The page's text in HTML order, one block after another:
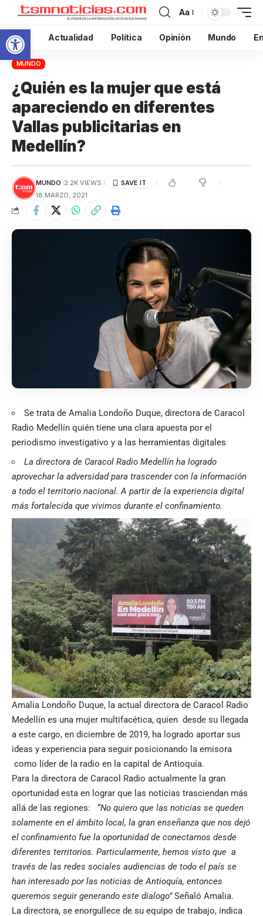
Abrir barra de herramientas
Aa
Inicio Actualidad Política Opinión Mundo
MUNDO
¿Quién es la mujer que está
apareciendo en diferentes
Vallas publicitarias en
Medellín?
MUNDO 2.2K VIEWS
18 MARZO, 2021
Se trata de Amalia Londoño Duque, directora de Caracol
Radio Medellín quién tiene una clara apuesta por el
periodismo investigativo y a las herramientas digitales
La directora de Caracol Radio Medellín ha logrado
aprovechar la adversidad para trascender con la información
a todo el territorio nacional. A partir de la experiencia digital
más fortalecida que vivimos durante el confinamiento.
Amalia Londoño Duque, la actual directora de Caracol Radio
Medellín es una mujer multifacética, quien desde su llegada
a este cargo, en diciembre de 2019, ha logrado aportar sus
ideas y experiencia para seguir posicionando la emisora
como líder de la radio en la capital de Antioquía.
Para la directora de Caracol Radio actualmente la gran
oportunidad esta en lograr que las noticias trasciendan más
allá de las regiones: “No quiero que las noticias se queden
solamente en el ámbito local, la gran enseñanza que nos dejó
el confinamiento fue la oportunidad de conectarnos desde
diferentes territorios. Particularmente, hemos visto que a
través de las redes sociales audiencias de todo el país se
han interesado por las noticias de Antioquía, entonces
queremos seguir generando este dialogo”Señaló Amalia.
La directora, se enorgullece de su equipo de trabajo, indica